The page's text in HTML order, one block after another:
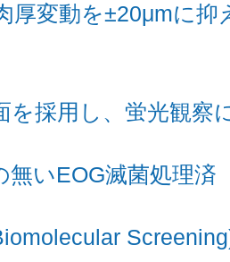
厚変動を±20μmに抑
を採用し、蛍光観察
無いEOG滅菌処理済